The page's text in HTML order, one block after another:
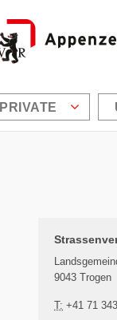
PRIVATE
9043 Trogen
T: +41 71